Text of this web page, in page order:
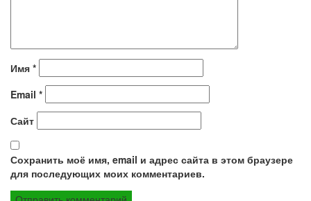
Имя *
Email *
Сайт
Сохранить моё имя, email и адрес сайта в этом браузере
для последующих моих комментариев.